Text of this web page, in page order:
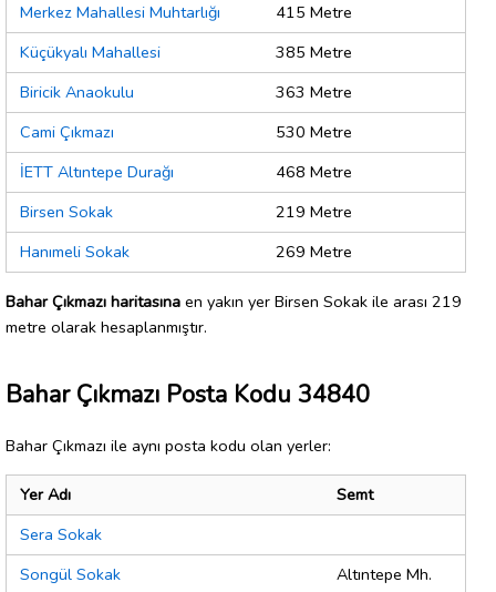
Merkez Mahallesi Muhtarlığı
415 Metre
Küçükyalı Mahallesi
385 Metre
Biricik Anaokulu
363 Metre
Cami Çıkmazı
530 Metre
İETT Altıntepe Durağı
468 Metre
Birsen Sokak
219 Metre
Hanımeli Sokak
269 Metre
Bahar Çıkmazı haritasına en yakın yer Birsen Sokak ile arası 219
metre olarak hesaplanmıştır.
Bahar Çıkmazı Posta Kodu 34840
Bahar Çıkmazı ile aynı posta kodu olan yerler:
Yer Adı
Semt
Sera Sokak
Songül Sokak
Altıntepe Mh.